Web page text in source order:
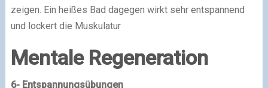
zeigen. Ein heißes Bad dagegen wirkt sehr entspannend
und lockert die Muskulatur
Mentale Regeneration
6- Entspannungsübungen